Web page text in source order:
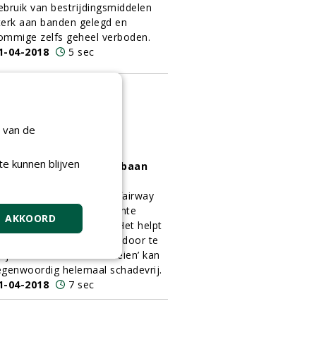
van bestrijdingsmiddelen
aan banden gelegd en
zelfs geheel verboden.
04-2018
5 sec
op golfbaan
dicht bij de fairway
vaak voor een slechte
van de grasmat. Het helpt
enorm om de wortels door te
En dat ‘wortelsnoeien’ kan
helemaal schadevrij.
04-2018
7 sec
de
kunnen blijven
AKKOORD